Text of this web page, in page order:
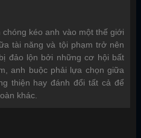
kéo anh vào một thế giới
tài năng và tội phạm trở nên
đảo lộn bởi những cơ hội bất
anh buộc phải lựa chọn giữa
thiện hay đánh đổi tất cả để
khác.